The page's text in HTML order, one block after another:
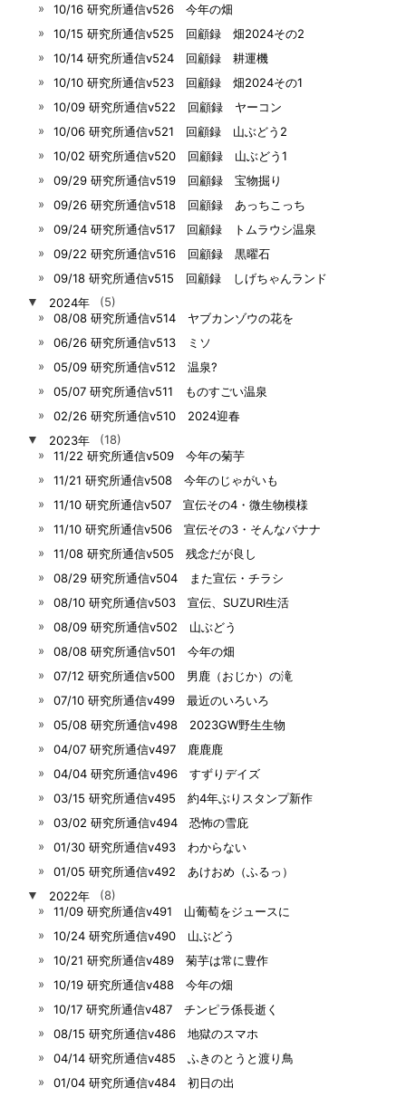
10/16 研究所通信v526 今年の畑
10/15 研究所通信v525 回顧録 畑2024その2
10/14 研究所通信v524 回顧録 耕運機
10/10 研究所通信v523 回顧録 畑2024その1
10/09 研究所通信v522 回顧録 ヤーコン
10/06 研究所通信v521 回顧録 山ぶどう2
10/02 研究所通信v520 回顧録 山ぶどう1
09/29 研究所通信v519 回顧録 宝物掘り
09/26 研究所通信v518 回顧録 あっちこっち
09/24 研究所通信v517 回顧録 トムラウシ温泉
09/22 研究所通信v516 回顧録 黒曜石
09/18 研究所通信v515 回顧録 しげちゃんランド
▼
2024年
(5)
08/08 研究所通信v514 ヤブカンゾウの花を
06/26 研究所通信v513 ミソ
05/09 研究所通信v512 温泉?
05/07 研究所通信v511 ものすごい温泉
02/26 研究所通信v510 2024迎春
▼
2023年
(18)
11/22 研究所通信v509 今年の菊芋
11/21 研究所通信v508 今年のじゃがいも
11/10 研究所通信v507 宣伝その4・微生物模様
11/10 研究所通信v506 宣伝その3・そんなバナナ
11/08 研究所通信v505 残念だが良し
08/29 研究所通信v504 また宣伝・チラシ
08/10 研究所通信v503 宣伝、SUZURI生活
08/09 研究所通信v502 山ぶどう
08/08 研究所通信v501 今年の畑
07/12 研究所通信v500 男鹿（おじか）の滝
07/10 研究所通信v499 最近のいろいろ
05/08 研究所通信v498 2023GW野生生物
04/07 研究所通信v497 鹿鹿鹿
04/04 研究所通信v496 すずりデイズ
03/15 研究所通信v495 約4年ぶりスタンプ新作
03/02 研究所通信v494 恐怖の雪庇
01/30 研究所通信v493 わからない
01/05 研究所通信v492 あけおめ（ふるっ）
▼
2022年
(8)
11/09 研究所通信v491 山葡萄をジュースに
10/24 研究所通信v490 山ぶどう
10/21 研究所通信v489 菊芋は常に豊作
10/19 研究所通信v488 今年の畑
10/17 研究所通信v487 チンピラ係長逝く
08/15 研究所通信v486 地獄のスマホ
04/14 研究所通信v485 ふきのとうと渡り鳥
01/04 研究所通信v484 初日の出